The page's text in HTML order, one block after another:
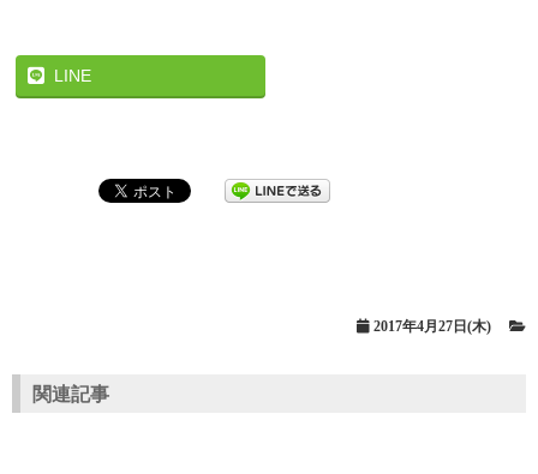
LINE
2017年4月27日(木)
関連記事